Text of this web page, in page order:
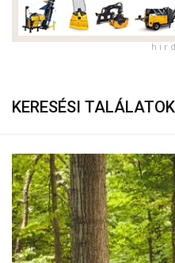
h i r
KERESÉSI